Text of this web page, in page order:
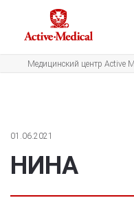
Медицинский центр Active
01.06.2021
НИНА